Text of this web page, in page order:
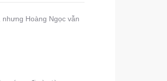
Hoàng Ngọc vẫn